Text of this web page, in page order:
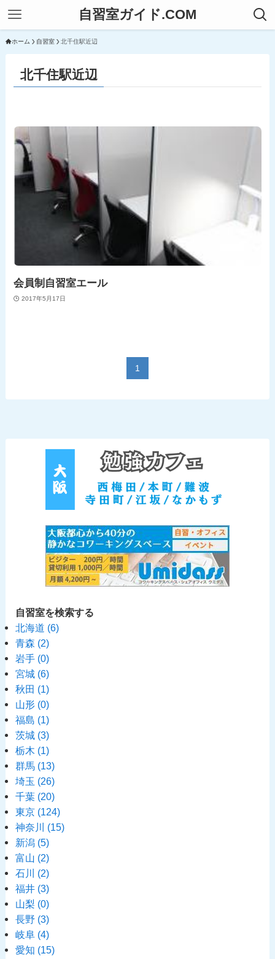
自習室ガイド.COM
ホーム 自習室 北千住駅近辺
北千住駅近辺
会員制自習室エール
2017年5月17日
1
自習室を検索する
北海道 (6)
青森 (2)
岩手 (0)
宮城 (6)
秋田 (1)
山形 (0)
福島 (1)
茨城 (3)
栃木 (1)
群馬 (13)
埼玉 (26)
千葉 (20)
東京 (124)
神奈川 (15)
新潟 (5)
富山 (2)
石川 (2)
福井 (3)
山梨 (0)
長野 (3)
岐阜 (4)
愛知 (15)